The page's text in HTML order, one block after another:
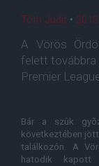
Tóth Judit •
A Vörös
felett
Premier
Bár a szûk
következtében
találkozón. A
hatodik